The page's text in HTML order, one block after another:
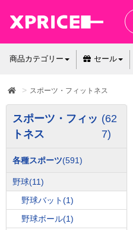
商品カテゴリー セール
スポーツ・フィッ
トネス
(62
7)
各種スポーツ(591)
野球(11)
野球バット(1)
野球ボール(1)
スポーツ・フィットネス